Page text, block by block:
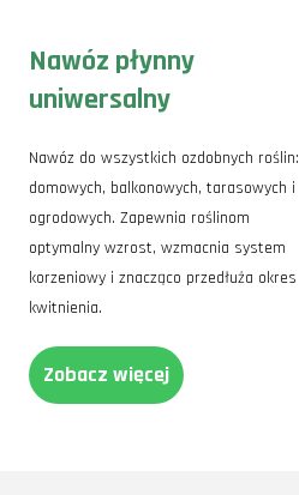
Nawóz płynny
uniwersalny
Nawóz do wszystkich ozdobnych roślin:
domowych, balkonowych, tarasowych i
ogrodowych. Zapewnia roślinom
optymalny wzrost, wzmacnia system
korzeniowy i znacząco przedłuża okres
kwitnienia.
Zobacz więcej